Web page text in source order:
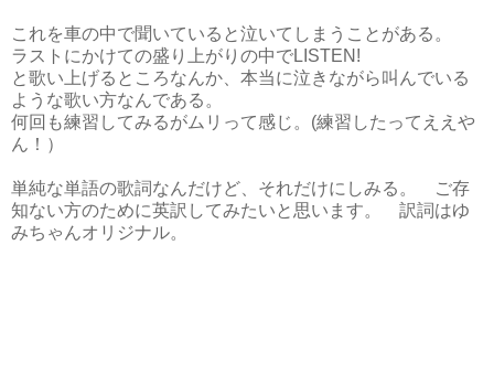
これを車の中で聞いていると泣いてしまうことがある。
ラストにかけての盛り上がりの中でLISTEN!
と歌い上げるところなんか、本当に泣きながら叫んでいる
ような歌い方なんである。
何回も練習してみるがムリって感じ。(練習したってええや
ん！）
単純な単語の歌詞なんだけど、それだけにしみる。 ご存
知ない方のために英訳してみたいと思います。 訳詞はゆ
みちゃんオリジナル。